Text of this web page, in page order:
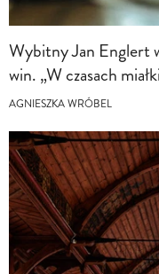
Wybitny Jan Englert
win. „W czasach
AGNIESZKA WRÓBEL